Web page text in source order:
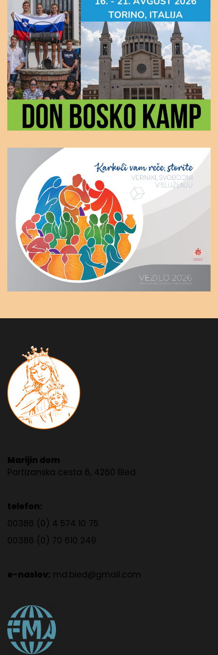
Marijin dom
Partizanska cesta 6, 4260 Bled
telefon:
00386 (0) 4 574 10 75
00386 (0) 70 610 249
e-naslov: md.bled@gmail.com